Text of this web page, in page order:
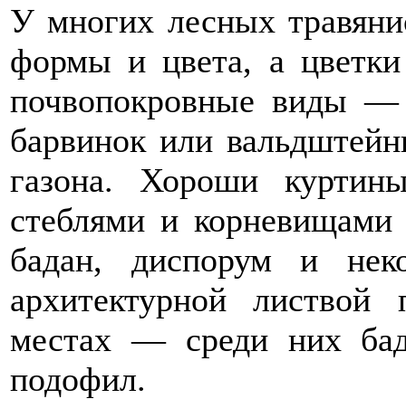
У многих лесных
формы и цвета, а цветки
почвопокровные виды —
барвинок или
газона. Хороши
стеблями и
бадан, диспорум и
архитектурной
местах — среди них
подофил.